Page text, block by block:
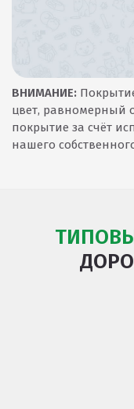
ВНИМАНИЕ:
цвет, равномерный
покрытие за счёт
нашего